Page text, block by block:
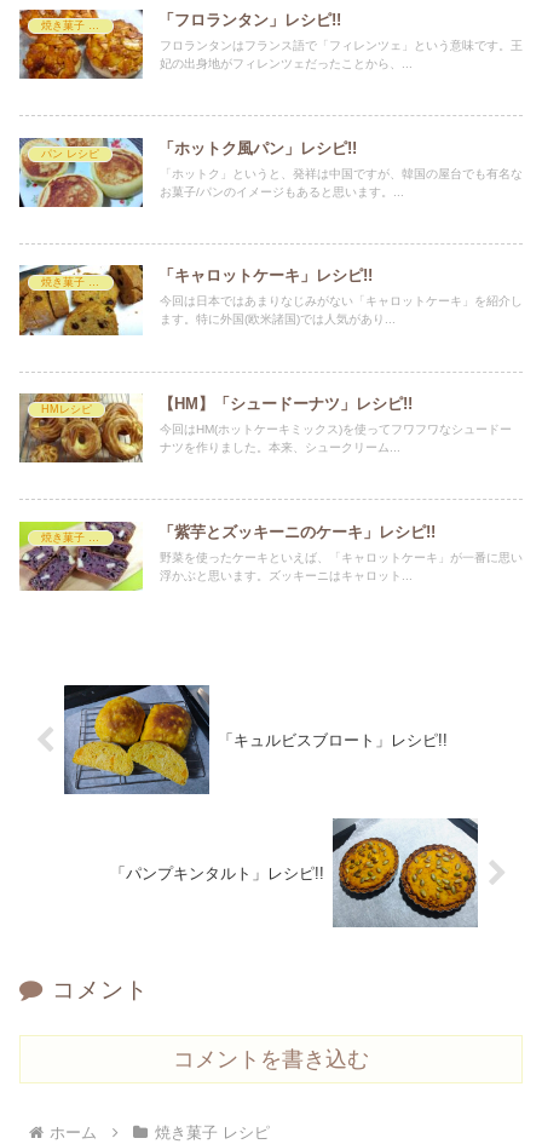
焼き菓子 レシピ 「フロランタン」レシピ!!
フロランタンはフランス語で「フィレンツェ」という意味です。王
妃の出身地がフィレンツェだったことから、...
パン レシピ 「ホットク風パン」レシピ!!
「ホットク」というと、発祥は中国ですが、韓国の屋台でも有名な
お菓子/パンのイメージもあると思います。...
「キャロットケーキ」レシピ!!
今回は日本ではあまりなじみがない「キャロットケーキ」を紹介し
ます。特に外国(欧米諸国)では人気があり...
HMレシピ 【HM】「シュードーナツ」レシピ!!
今回はHM(ホットケーキミックス)を使ってフワフワなシュードー
ナツを作りました。本来、シュークリーム...
焼き菓子 レシピ 「紫芋とズッキーニのケーキ」レシピ!!
野菜を使ったケーキといえば、「キャロットケーキ」が一番に思い
浮かぶと思います。ズッキーニはキャロット...
「キュルビスブロート」レシピ!!
「パンプキンタルト」レシピ!!
コメント
コメントを書き込む
ホーム 焼き菓子 レシピ